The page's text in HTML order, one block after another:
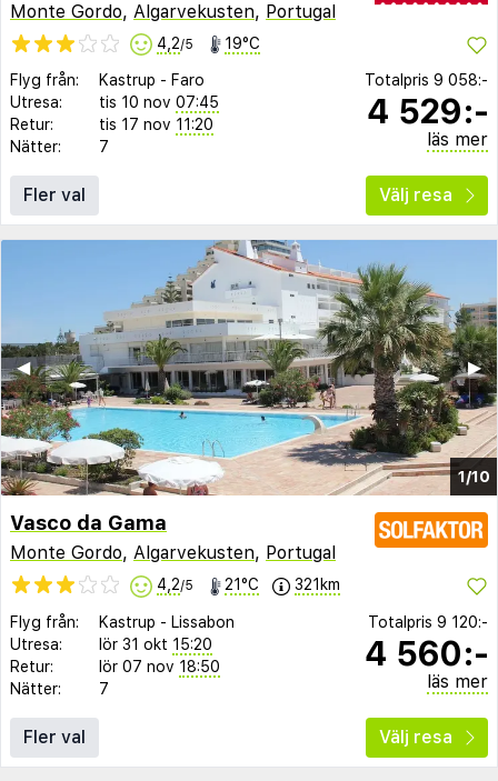
Monte Gordo, Algarvekusten, Portugal
4,2/5 19°C
Flyg från: Kastrup - Faro
Utresa:
tis 10 nov 07:45
Retur:
tis 17 nov 11:20
Nätter:
7
Totalpris 9 058:-
4 529:-
läs mer
Fler val Välj resa
1/10
▶︎
◀︎
Vasco da Gama
Monte Gordo, Algarvekusten, Portugal
4,2/5 21°C 321km
Flyg från: Kastrup - Lissabon
Utresa:
lör 31 okt 15:20
Retur:
lör 07 nov 18:50
Nätter:
7
Totalpris 9 120:-
4 560:-
läs mer
Fler val Välj resa